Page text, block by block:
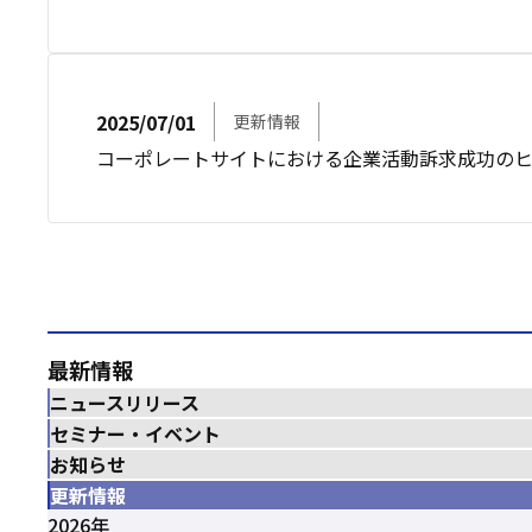
2025/07/01 更新情報
コーポレートサイトにおける企業活動訴求成功の
最新情報
ニュースリリース
セミナー・イベント
お知らせ
更新情報
2026年